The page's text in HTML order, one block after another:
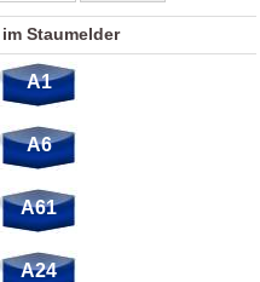
Staumelder
A1
A6
A61
A24